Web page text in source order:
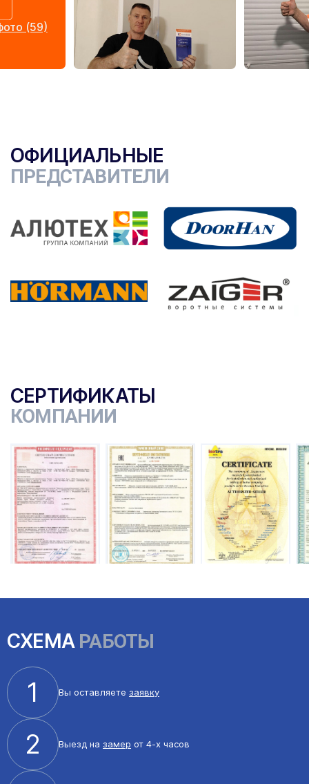
(59)
ОФИЦИАЛЬНЫЕ
ПРЕДСТАВИТЕЛИ
СЕРТИФИКАТЫ
КОМПАНИИ
СХЕМАРАБОТЫ
1 Вы оставляете заявку
2 Выезд на замер от 4-х часов